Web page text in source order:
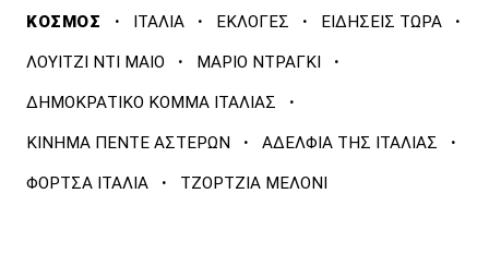
ΚΟΣΜΟΣ · ΙΤΑΛΙΑ · ΕΚΛΟΓΕΣ · ΕΙΔΗΣΕΙΣ ΤΩΡΑ ·
ΛΟΥΙΤΖΙ ΝΤΙ ΜΑΙΟ · ΜΑΡΙΟ ΝΤΡΑΓΚΙ ·
ΔΗΜΟΚΡΑΤΙΚΟ ΚΟΜΜΑ ΙΤΑΛΙΑΣ ·
ΚΙΝΗΜΑ ΠΕΝΤΕ ΑΣΤΕΡΩΝ · ΑΔΕΛΦΙΑ ΤΗΣ ΙΤΑΛΙΑΣ ·
ΦΟΡΤΣΑ ΙΤΑΛΙΑ · ΤΖΟΡΤΖΙΑ ΜΕΛΟΝΙ